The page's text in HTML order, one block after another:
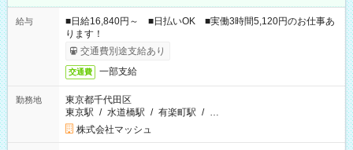
給与
■日給16,840円～ ■日払いOK ■実働3時間5,120円のお仕事あ
ります！
交通費別途支給あり
交通費 一部支給
勤務地
東京都千代田区
東京駅 / 水道橋駅 / 有楽町駅 / …
株式会社マッシュ